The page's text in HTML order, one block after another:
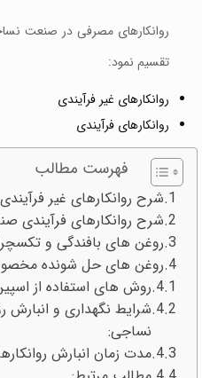
روانکارهای مصرفی در صنعت
تقسیم نمود:
روانکارهای غیر فرآیندی
روانکارهای فرآیندی
فهرست مطالب
شرح روانکارهای غیر
شرح روانکارهای فرآیندی
روغن های بافندگی و
روغن های حل شونده
روش های استفاده از
شرایط نگهداری و
نساجی:
مدت زمان انبارش